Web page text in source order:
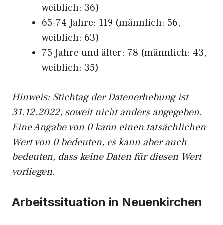
weiblich: 36)
65-74 Jahre: 119 (männlich: 56,
weiblich: 63)
75 Jahre und älter: 78 (männlich: 43,
weiblich: 35)
Hinweis: Stichtag der Datenerhebung ist
31.12.2022, soweit nicht anders angegeben.
Eine Angabe von 0 kann einen tatsächlichen
Wert von 0 bedeuten, es kann aber auch
bedeuten, dass keine Daten für diesen Wert
vorliegen.
Arbeitssituation in Neuenkirchen